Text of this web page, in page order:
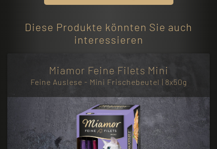
Diese Produkte könnten Sie auch
interessieren
Miamor Feine Filets Mini
Feine Auslese - Mini Frischebeutel | 8x50g